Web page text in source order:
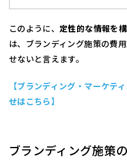
このように、定性的な情報を
は、ブランディング施策の費
せないと言えます。
【ブランディング・マーケテ
せはこちら】
ブランディング施策